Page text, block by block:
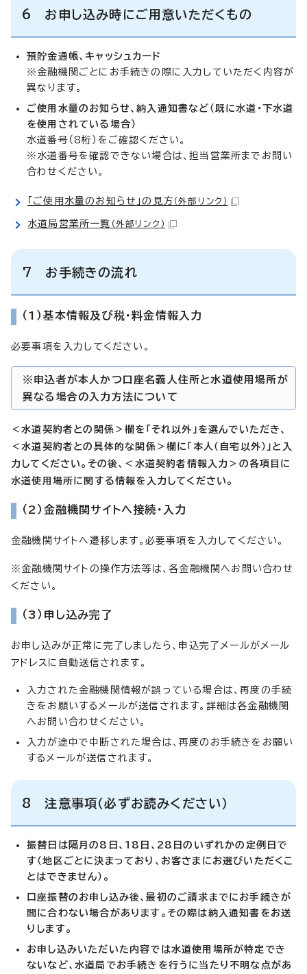
6 お申し込み時にご用意いただくもの
預貯金通帳、キャッシュカード
※金融機関ごとにお手続きの際に入力していただく内容が
異なります。
ご使用水量のお知らせ、納入通知書など（既に水道・下水道
を使用されている場合）
水道番号（8桁）をご確認ください。
※水道番号を確認できない場合は、担当営業所までお問い
合わせください。
「ご使用水量のお知らせ」の見方 （外部リンク）
水道局営業所一覧 （外部リンク）
7 お手続きの流れ
（1）基本情報及び税・料金情報入力
必要事項を入力してください。
※申込者が本人かつ口座名義人住所と水道使用場所が
異なる場合の入力方法について
＜水道契約者との関係＞欄を「それ以外」を選んでいただき、
＜水道契約者との具体的な関係＞欄に「本人（自宅以外）」と入
力してください。その後、＜水道契約者情報入力＞の各項目に
水道使用場所に関する情報を入力してください。
（2）金融機関サイトへ接続・入力
金融機関サイトへ遷移します。必要事項を入力してください。
※金融機関サイトの操作方法等は、各金融機関へお問い合わせ
ください。
（3）申し込み完了
お申し込みが正常に完了しましたら、申込完了メールがメール
アドレスに自動送信されます。
入力された金融機関情報が誤っている場合は、再度の手続
きをお願いするメールが送信されます。詳細は各金融機関
へお問い合わせください。
入力が途中で中断された場合は、再度のお手続きをお願い
するメールが送信されます。
8 注意事項（必ずお読みください）
振替日は隔月の8日、18日、28日のいずれかの定例日で
す（地区ごとに決まっており、お客さまにお選びいただくこ
とはできません）。
口座振替のお申し込み後、最初のご請求までにお手続きが
間に合わない場合があります。その際は納入通知書をお送
りします。
お申し込みいただいた内容では水道使用場所が特定でき
ないなど、水道局でお手続きを行うに当たり不明な点があ